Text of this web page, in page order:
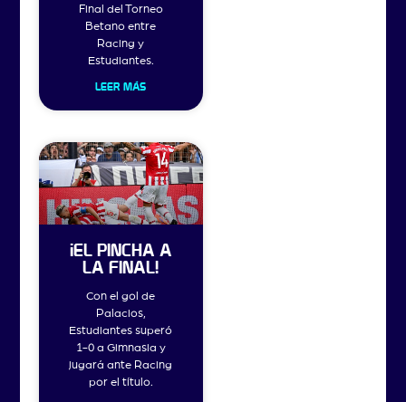
Final del Torneo
Betano entre
Racing y
Estudiantes.
LEER MÁS
¡EL PINCHA A
LA FINAL!
Con el gol de
Palacios,
Estudiantes superó
1-0 a Gimnasia y
jugará ante Racing
por el título.